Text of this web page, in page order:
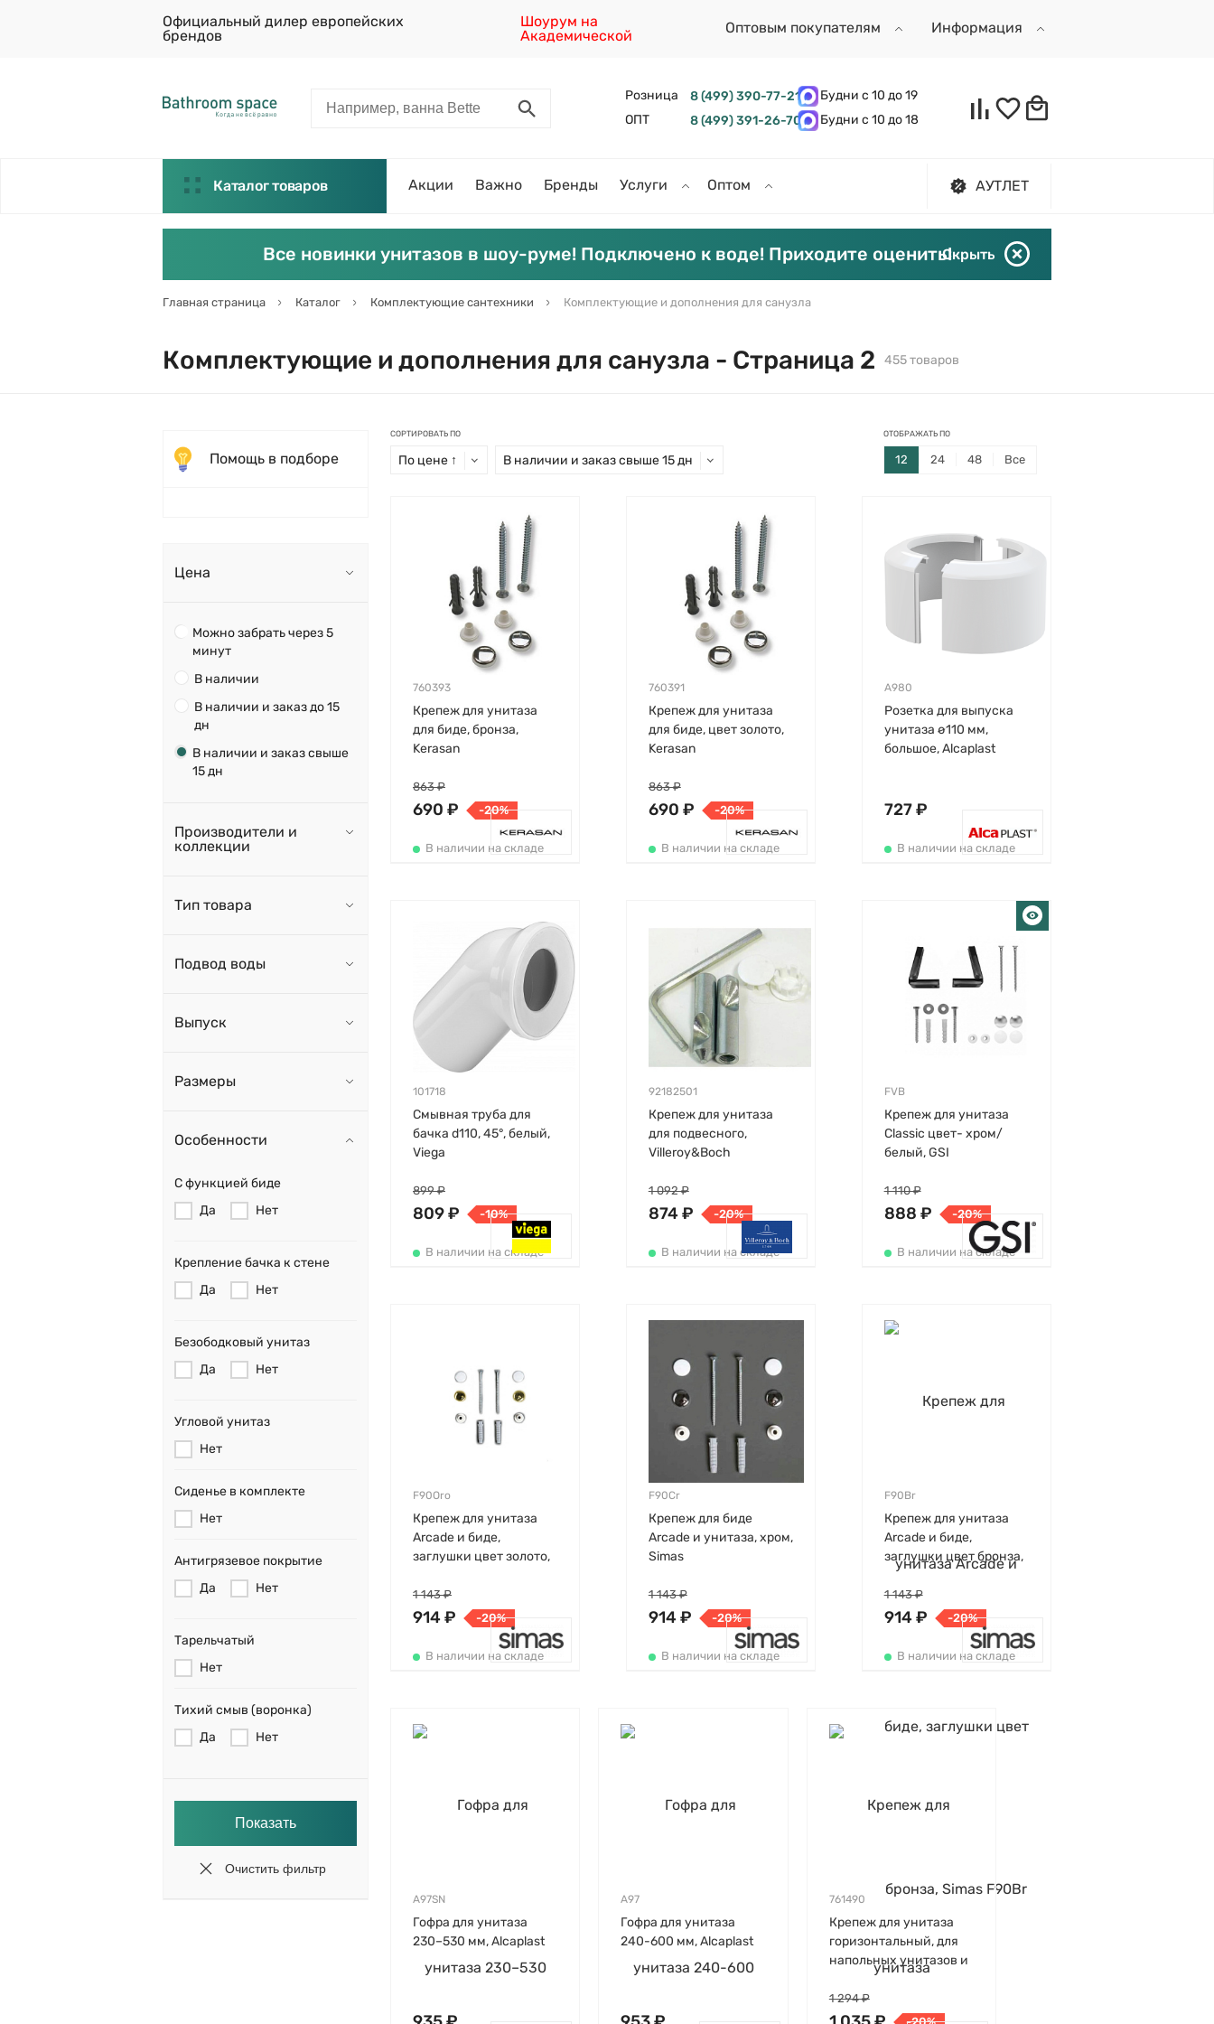
Официальный дилер европейских
брендов
Шоурум на
Академической
Оптовым покупателям Информация
Розница 8 (499) 390-77-21
Будни с 10 до 19
ОПТ
8 (499) 391-26-70 Будни с 10 до 18
Каталог товаров Акции Важно Бренды Услуги Оптом АУТЛЕТ
Все новинки унитазов в шоу-руме! Подключено к воде! Приходите оценить!Скрыть
Главная страница Каталог Комплектующие сантехники Комплектующие и дополнения для санузла
Комплектующие и дополнения для санузла - Страница 2 455 товаров
Помощь в подборе
Цена
Можно забрать через 5
минут
В наличии
В наличии и заказ до 15
дн
В наличии и заказ свыше
15 дн
Производители и
коллекции
Тип товара
Подвод воды
Выпуск
Размеры
Особенности
С функцией биде
Да
Нет
Крепление бачка к стене
Да
Нет
Безободковый унитаз
Да
Нет
Угловой унитаз
Нет
Сиденье в комплекте
Нет
Антигрязевое покрытие
Да
Нет
Тарельчатый
Нет
Тихий смыв (воронка)
Да
Нет
СОРТИРОВАТЬ ПО
По цене ↑ В наличии и заказ свыше 15 дн
ОТОБРАЖАТЬ ПО
12 24 48 Все
760393
Крепеж для унитаза
для биде, бронза,
Kerasan
690 ₽
863 ₽
-20%
В наличии на складе
760391
Крепеж для унитаза
для биде, цвет золото,
Kerasan
690 ₽
863 ₽
-20%
В наличии на складе
A980
Розетка для выпуска
унитаза ø110 мм,
большое, Alcaplast
727 ₽
В наличии на складе
101718
Смывная труба для
бачка d110, 45°, белый,
Viega
809 ₽
899 ₽
-10%
В наличии на складе
92182501
Крепеж для унитаза
для подвесного,
Villeroy&Boch
874 ₽
1 092 ₽
-20%
В наличии на складе
FVB
Крепеж для унитаза
Classic цвет- хром/
белый, GSI
888 ₽
1 110 ₽
-20%
В наличии на складе
F90Oro
Крепеж для унитаза
Arcade и биде,
заглушки цвет золото,
914 ₽
1 143 ₽
-20%
В наличии на складе
F90Cr
Крепеж для биде
Arcade и унитаза, хром,
Simas
914 ₽
1 143 ₽
-20%
В наличии на складе
F90Br
Крепеж для унитаза
Arcade и биде,
заглушки цвет бронза,
Simas
914 ₽
1 143 ₽
-20%
В наличии на складе
A97SN
Гофра для унитаза
230–530 мм, Alcaplast
A97
Гофра для унитаза
240-600 мм, Alcaplast
761490
Крепеж для унитаза
горизонтальный, для
напольных унитазов и
биде, Kerasan
1 294 ₽